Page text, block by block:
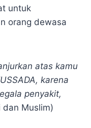
untuk
orang dewasa
atas kamu
karena
penyakit,
dan Muslim)